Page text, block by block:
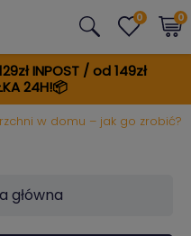
INPOST / od 149zł
24H!📦
0 0
w domu – jak go zrobić?
główna